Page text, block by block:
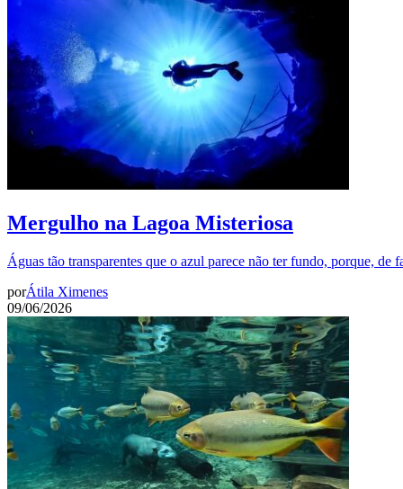
Mergulho na Lagoa Misteriosa
Águas tão transparentes que o azul parece não ter fundo, porque, de
porÁtila Ximenes
09/06/2026